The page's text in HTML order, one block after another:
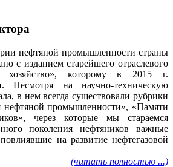
нефтяной промышленности страны
с изданием старейшего отраслевого
хозяйство», которому в 2015 г.
Несмотря на научно-техническую
в нем всегда существовали рубрики
нефтяной промышленности», «Памяти
через которые мы стараемся
поколения нефтяников важные
на развитие нефтегазовой
(читать полностью ...)